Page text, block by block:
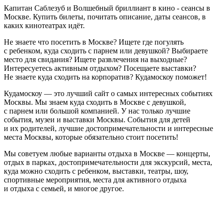
Капитан Саблезуб и Волшебный бриллиант в кино - сеансы в
Москве. Купить билеты, почитать описание, даты сеансов, в
каких кинотеатрах идёт.
Не знаете что посетить в Москве? Ищете где погулять
с ребенком, куда сходить с парнем или девушкой? Выбираете
место для свидания? Ищете развлечения на выходные?
Интересуетесь активным отдыхом? Посещаете выставки?
Не знаете куда сходить на корпоратив? Кудамоскоу поможет!
Кудамоскоу — это лучший сайт о самых интересных событиях
Москвы. Мы знаем куда сходить в Москве с девушкой,
с парнем или большой компанией. У нас только лучшие
события, музеи и выставки Москвы. События для детей
и их родителей, лучшие достопримечательности и интересные
места Москвы, которые обязательно стоит посетить!
Мы советуем любые варианты отдыха в Москве — концерты,
отдых в парках, достопримечательности для экскурсий, места,
куда можно сходить с ребенком, выставки, театры, шоу,
спортивные мероприятия, места для активного отдыха
и отдыха с семьей, и многое другое.